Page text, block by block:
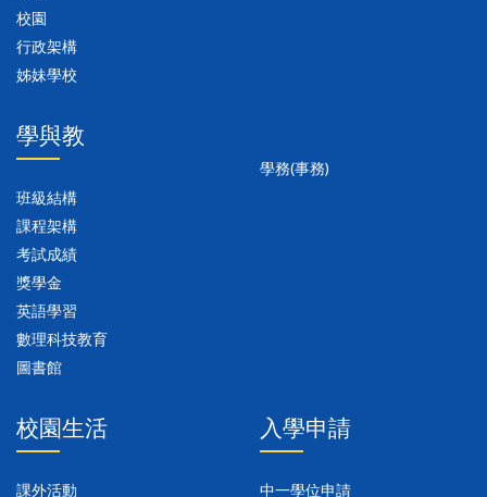
校園
行政架構
姊妹學校
學與教
班級結構
課程架構
考試成績
獎學金
英語學習
數理科技教育
圖書館
學務(事務)
校園生活
課外活動
入學申請
中一學位申請